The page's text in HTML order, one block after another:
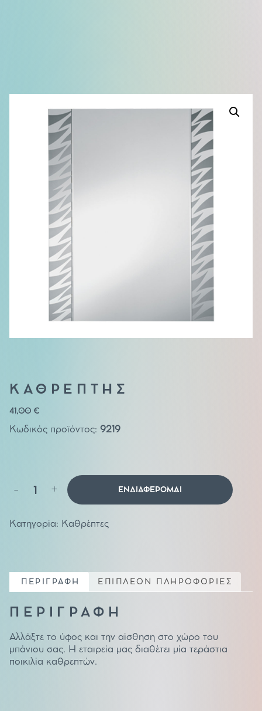
ΚΑΘΡΕΠΤΗΣ
41,00 €
Κωδικός προϊόντος: 9219
-
Καθρέπτης
ποσότητα+ ΕΝΔΙΑΦΕΡΟΜΑΙ
Κατηγορία: Καθρέπτες
ΠΕΡΙΓΡΑΦΗ ΕΠΙΠΛΕΟΝ ΠΛΗΡΟΦΟΡΙΕΣ
ΠΕΡΙΓΡΑΦΗ
Αλλάξτε το ύφος και την αίσθηση στο χώρο του
μπάνιου σας. Η εταιρεία μας διαθέτει μία τεράστια
ποικιλία καθρεπτών.